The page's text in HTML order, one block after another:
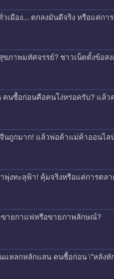
เมือง... ตกลงมันดีจริง หรือแค่กา
ภาพมหัศจรรย์? ชาวเน็ตตั้งข้อส
คนซื้อก่อนคือคนโง่หรอครับ? แล้
นถูกมาก! แล้วพ่อค้าแม่ค้าออนไล
พุ่งทะลุฟ้า! คุ้มจริงหรือแค่การตล
ขายกาแฟหรือขายภาพลักษณ์?
หลกหลักแสน คนซื้อก่อน \"หลังหั